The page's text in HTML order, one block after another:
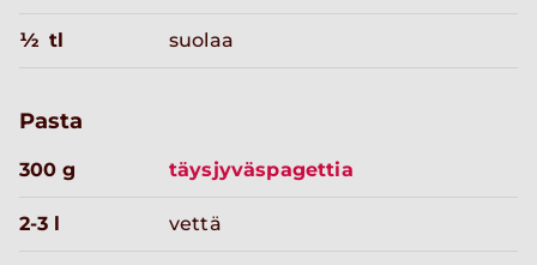
½ tl suolaa
Pasta
300 g täysjyväspagettia
2-3 l vettä